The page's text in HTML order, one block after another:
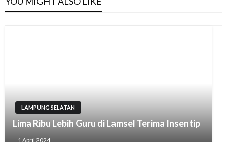
LAMPUNG SELATAN
Lima Ribu Lebih Guru di Lamsel Terima Insentip
1 April 2024